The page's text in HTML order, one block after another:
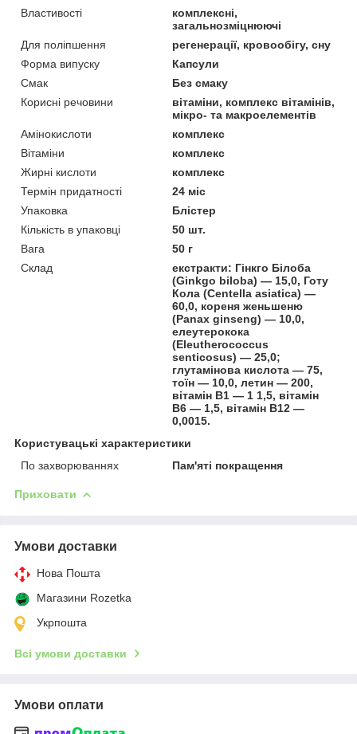
Властивості
комплексні,
загальнозміцнюючі
Для поліпшення
регенерації, кровообігу, сну
Форма випуску
Капсули
Смак
Без смаку
Корисні речовини
вітаміни, комплекс вітамінів,
мікро- та макроелементів
Амінокислоти
комплекс
Вітаміни
комплекс
Жирні кислоти
комплекс
Термін придатності
24 міс
Упаковка
Блістер
Кількість в упаковці
50 шт.
Вага
50 г
Склад
екстракти: Гінкго Білоба
(Ginkgo biloba) — 15,0, Готу
Кола (Centella asiatica) —
60,0, кореня женьшеню
(Panax ginseng) — 10,0,
елеутерокока
(Eleutherococcus
senticosus) — 25,0;
глутамінова кислота — 75,
тоїн — 10,0, летин — 200,
вітамін В1 — 1 1,5, вітамін
В6 — 1,5, вітамін В12 —
0,0015.
Користувацькі характеристики
По захворюваннях
Пам'яті покращення
Приховати
Умови доставки
Нова Пошта
Магазини Rozetka
Укрпошта
Всі умови доставки
Умови оплати